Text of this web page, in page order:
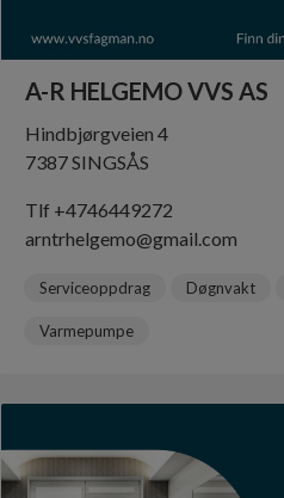
A-R HELGEMO VVS AS
Hindbjørgveien 4
7387 SINGSÅS
Tlf +4746449272
arntrhelgemo@gmail.com
Døgnvakt
Serviceoppdrag
Varmepumpe